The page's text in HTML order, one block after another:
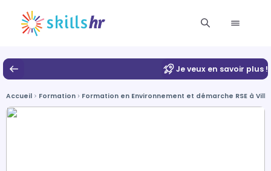
Je veux en savoir plus !
Accueil Formation Formation en Environnement et démarche RSE à